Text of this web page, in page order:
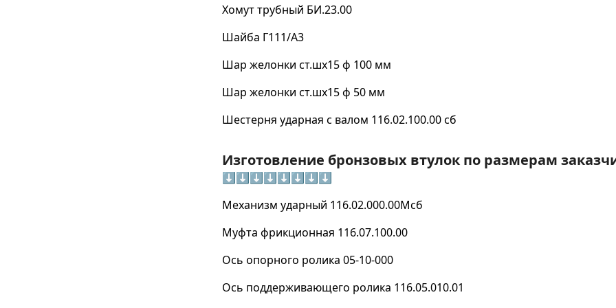
Хомут трубный БИ.23.00
Шайба Г111/А3
Шар желонки ст.шх15 ф 100 мм
Шар желонки ст.шх15 ф 50 мм
Шестерня ударная с валом 116.02.100.00 сб
Изготовление бронзовых втулок по размерам
⬇⬇⬇⬇⬇⬇⬇⬇
Механизм ударный 116.02.000.00Мсб
Муфта фрикционная 116.07.100.00
Ось опорного ролика 05-10-000
Ось поддерживающего ролика 116.05.010.01